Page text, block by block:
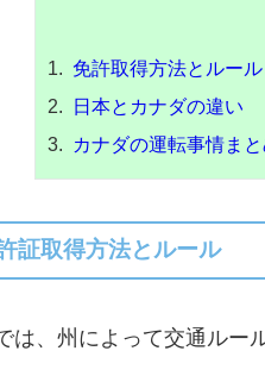
免許取得方法とルール
日本とカナダの違い
カナダの運転事情ま
証取得方法とルール
は、州によって交通ルー